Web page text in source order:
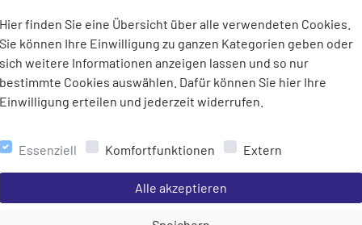
Hier finden Sie eine Übersicht über alle verwendeten Cookies.
Sie können Ihre Einwilligung zu ganzen Kategorien geben oder
sich weitere Informationen anzeigen lassen und so nur
bestimmte Cookies auswählen. Dafür können Sie hier Ihre
Einwilligung erteilen und jederzeit widerrufen.
Essenziell Komfortfunktionen Extern
Einstellungen speichern für die Gruppe
Alle akzeptieren
Men
Jacket